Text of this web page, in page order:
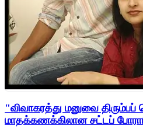
"விவாகரத்து மனுவை திரும்பப்
மாதக்கணக்கிலான சட்டப்